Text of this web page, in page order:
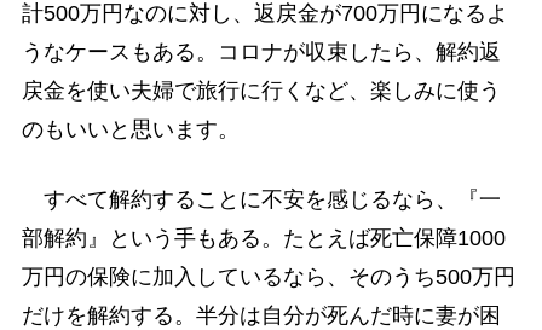
計500万円なのに対し、返戻金が700万円になるよ
うなケースもある。コロナが収束したら、解約返
戻金を使い夫婦で旅行に行くなど、楽しみに使う
のもいいと思います。
すべて解約することに不安を感じるなら、『一
部解約』という手もある。たとえば死亡保障1000
万円の保険に加入しているなら、そのうち500万円
だけを解約する。半分は自分が死んだ時に妻が困